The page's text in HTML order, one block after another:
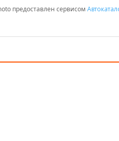
предоставлен сервисом